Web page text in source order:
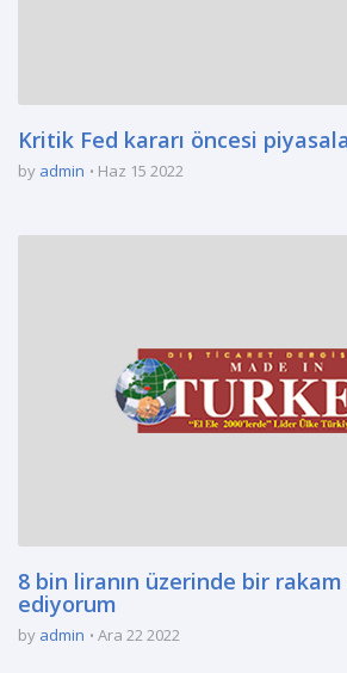
Kritik Fed kararı öncesi
by admin Haz 15 2022
8 bin liranın üzerinde bir rakam
ediyorum
by admin Ara 22 2022